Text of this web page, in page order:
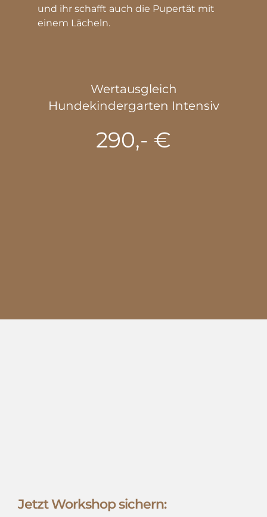
und ihr schafft auch die Pupertät mit
einem Lächeln.
Wertausgleich
Hundekindergarten Intensiv
290,- €
Jetzt Workshop sichern: